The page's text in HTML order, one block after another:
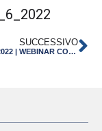
SUCCESSIVO
27 GIUGNO 2022 | WEBINAR CONTRIBUTI E INVESTIMENTI PER STARTUP E PMI CON EIC ACCELERATOR DELL’EUROPEAN INNOVATION COUNCIL